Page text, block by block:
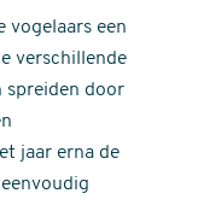
vogelaars een
verschillende
spreiden door
jaar erna de